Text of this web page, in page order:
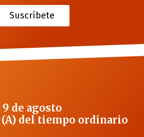
Suscríbete
9 de agosto
(A) del tiempo ordinario